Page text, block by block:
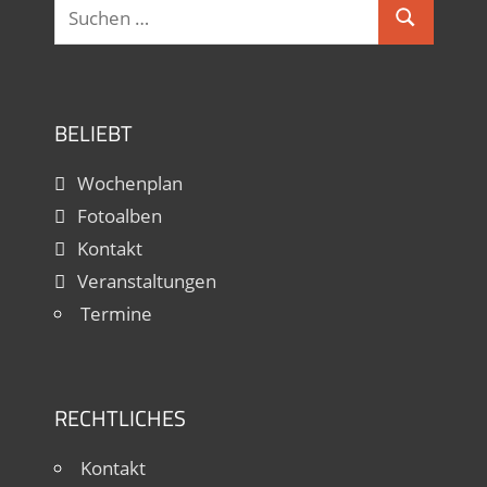
Suchen
Suchen
BELIEBT
Wochenplan
Fotoalben
Kontakt
Veranstaltungen
Termine
RECHTLICHES
Kontakt